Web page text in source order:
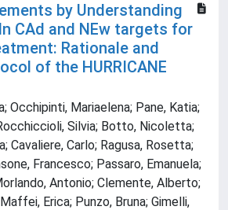
by Understanding
CAd and NEw targets for
Rationale and
of the HURRICANE
Occhipinti, Mariaelena; Pane, Katia;
Silvia; Botto, Nicoletta;
Cavaliere, Carlo; Ragusa, Rosetta;
Francesco; Passaro, Emanuela;
Antonio; Clemente, Alberto;
Erica; Punzo, Bruna; Gimelli,